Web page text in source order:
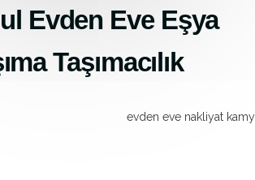
Evden Eve Eşya
Taşımacılık